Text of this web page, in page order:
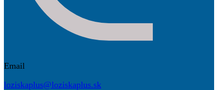
Email
loziskaplus@loziskaplus.sk